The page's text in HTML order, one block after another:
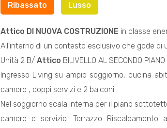
Ribassato Lusso
Attico DI NUOVA COSTRUZIONE in classe
All'interno di un contesto esclusivo che gode
Unità 2 B/ Attico BILIVELLO AL SECONDO
Ingresso Living su ampio soggiorno, cucina
camere , doppi servizi e 2 balconi.
Nel soggiorno scala interna per il piano
camere e servizio. Terrazzo